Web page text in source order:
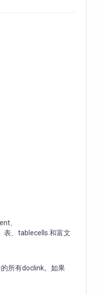
、
表、tablecells 和富文
所有doclink。如果